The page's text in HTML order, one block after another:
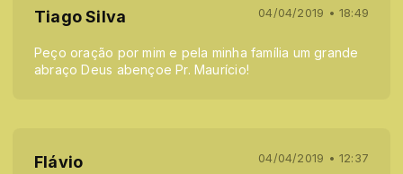
Tiago Silva 04/04/2019 • 18:49
Peço oração por mim e pela minha família um grande
abraço Deus abençoe Pr. Maurício!
Flávio 04/04/2019 • 12:37